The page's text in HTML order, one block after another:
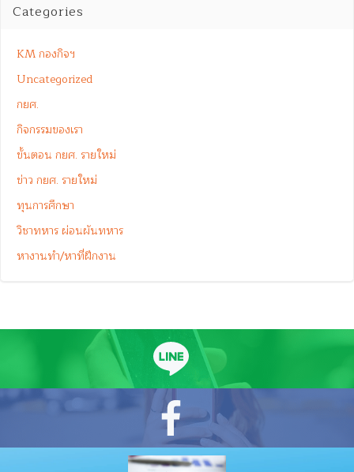
Categories
KM กองกิจฯ
Uncategorized
กยศ.
กิจกรรมของเรา
ขั้นตอน กยศ. รายใหม่
ข่าว กยศ. รายใหม่
ทุนการศึกษา
วิชาทหาร ผ่อนผันทหาร
หางานทำ/หาที่ฝึกงาน